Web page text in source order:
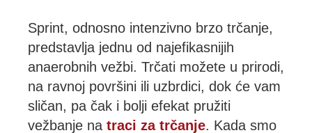
Sprint, odnosno intenzivno brzo trčanje,
predstavlja jednu od najefikasnijih
anaerobnih vežbi. Trčati možete u prirodi,
na ravnoj površini ili uzbrdici, dok će vam
sličan, pa čak i bolji efekat pružiti
vežbanje na traci za trčanje. Kada smo